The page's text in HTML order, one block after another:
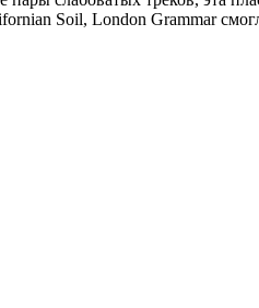
Soil, London Grammar